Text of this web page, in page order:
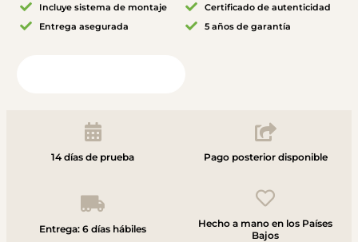
Incluye sistema de montaje
Entrega asegurada
Certificado de autenticidad
5 años de garantía
14 días de prueba Pago posterior disponible
Entrega: 6 días hábiles
Hecho a mano en los Países
Bajos